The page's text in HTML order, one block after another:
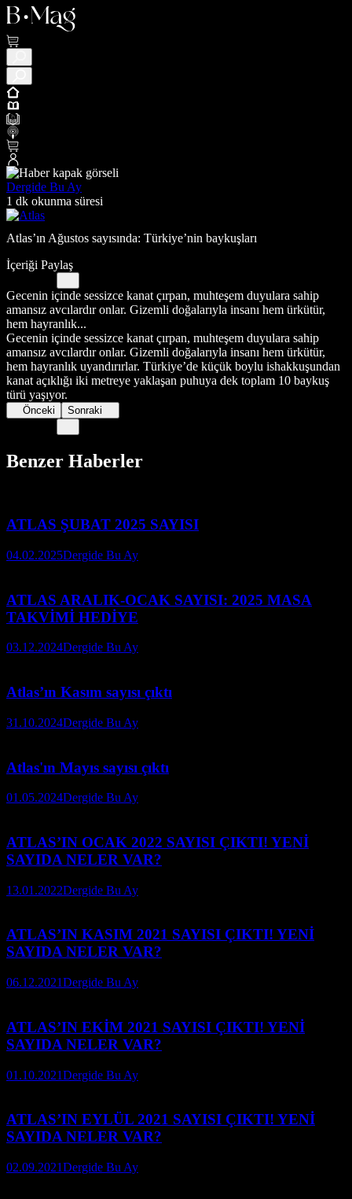
Dergide Bu Ay
1 dk okunma süresi
Atlas’ın Ağustos sayısında: Türkiye’nin baykuşları
İçeriği Paylaş
Gecenin içinde sessizce kanat çırpan, muhteşem duyulara sahip
amansız avcılardır onlar. Gizemli doğalarıyla insanı hem ürkütür,
hem hayranlık...
Gecenin içinde sessizce kanat çırpan, muhteşem duyulara sahip
amansız avcılardır onlar. Gizemli doğalarıyla insanı hem ürkütür,
hem hayranlık uyandırırlar. Türkiye’de küçük boylu ishakkuşundan
kanat açıklığı iki metreye yaklaşan puhuya dek toplam 10 baykuş
türü yaşıyor.
Önceki Sonraki
Benzer Haberler
ATLAS ŞUBAT 2025 SAYISI
04.02.2025Dergide Bu Ay
ATLAS ARALIK-OCAK SAYISI: 2025 MASA
TAKVİMİ HEDİYE
03.12.2024Dergide Bu Ay
Atlas’ın Kasım sayısı çıktı
31.10.2024Dergide Bu Ay
Atlas'ın Mayıs sayısı çıktı
01.05.2024Dergide Bu Ay
ATLAS’IN OCAK 2022 SAYISI ÇIKTI! YENİ
SAYIDA NELER VAR?
13.01.2022Dergide Bu Ay
ATLAS’IN KASIM 2021 SAYISI ÇIKTI! YENİ
SAYIDA NELER VAR?
06.12.2021Dergide Bu Ay
ATLAS’IN EKİM 2021 SAYISI ÇIKTI! YENİ
SAYIDA NELER VAR?
01.10.2021Dergide Bu Ay
ATLAS’IN EYLÜL 2021 SAYISI ÇIKTI! YENİ
SAYIDA NELER VAR?
02.09.2021Dergide Bu Ay